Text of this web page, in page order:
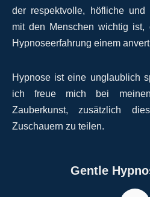
der respektvolle, höfliche und
mit den Menschen wichtig
Hypnoseerfahrung einem
Hypnose ist eine unglaublich
ich freue mich bei
Zauberkunst, zusätzlich
Zuschauern zu teilen.
Gentle